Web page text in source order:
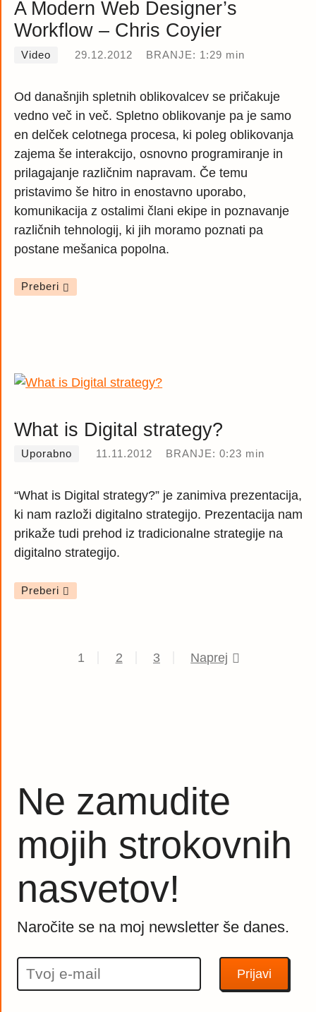
A Modern Web Designer’s
Workflow – Chris Coyier
Video 29.12.2012 BRANJE: 1:29 min
Od današnjih spletnih oblikovalcev se pričakuje
vedno več in več. Spletno oblikovanje pa je samo
en delček celotnega procesa, ki poleg oblikovanja
zajema še interakcijo, osnovno programiranje in
prilagajanje različnim napravam. Če temu
pristavimo še hitro in enostavno uporabo,
komunikacija z ostalimi člani ekipe in poznavanje
različnih tehnologij, ki jih moramo poznati pa
postane mešanica popolna.
Preberi
What is Digital strategy?
Uporabno 11.11.2012 BRANJE: 0:23 min
“What is Digital strategy?” je zanimiva prezentacija,
ki nam razloži digitalno strategijo. Prezentacija nam
prikaže tudi prehod iz tradicionalne strategije na
digitalno strategijo.
Preberi
1 2 3 Naprej
Ne zamudite
mojih strokovnih
nasvetov!
Naročite se na moj newsletter še danes.